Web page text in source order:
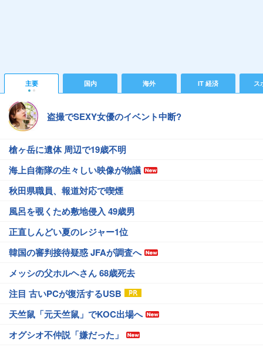
主要 国内 海外 IT 経済 ス
盗撮でSEXY女優のイベント中断?
槍ヶ岳に遺体 周辺で19歳不明
海上自衛隊の生々しい映像が物議
秋田県職員、報道対応で喫煙
風呂を覗くため敷地侵入 49歳男
正直しんどい夏のレジャー1位
韓国の審判接待疑惑 JFAが調査へ
メッシの父ホルヘさん 68歳死去
注目 古いPCが復活するUSB
天竺鼠「元天竺鼠」でKOC出場へ
オグシオ不仲説「嫌だった」